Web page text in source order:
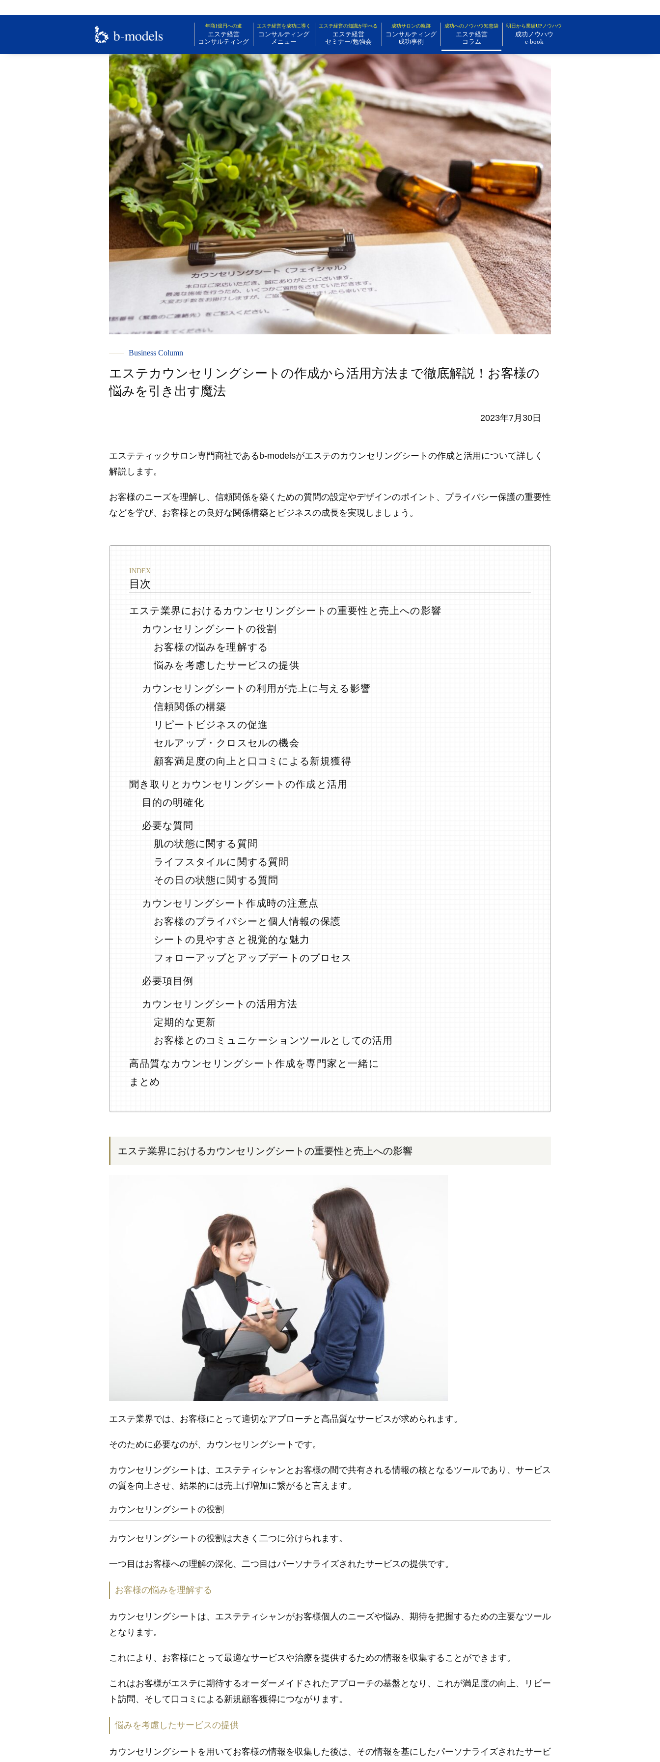
年商1億円への道
エステ経営
コンサルティング
エステ経営を成功に導く
コンサルティング
メニュー
エステ経営の知識が学べる
エステ経営
セミナー/勉強会
成功サロンの軌跡
コンサルティング
成功事例
成功へのノウハウ知恵袋
エステ経営
コラム
明日から業績UPノウハウ
成功ノウハウ
e-book
Business Column
エステカウンセリングシートの作成から活用方法まで徹底解説！お客様の
悩みを引き出す魔法
2023年7月30日
エステティックサロン専門商社であるb-modelsがエステのカウンセリングシートの作成と活用について詳しく
解説します。
お客様のニーズを理解し、信頼関係を築くための質問の設定やデザインのポイント、プライバシー保護の重要性
などを学び、お客様との良好な関係構築とビジネスの成長を実現しましょう。
目次
エステ業界におけるカウンセリングシートの重要性と売上への影響
カウンセリングシートの役割
お客様の悩みを理解する
悩みを考慮したサービスの提供
カウンセリングシートの利用が売上に与える影響
信頼関係の構築
リピートビジネスの促進
セルアップ・クロスセルの機会
顧客満足度の向上と口コミによる新規獲得
聞き取りとカウンセリングシートの作成と活用
目的の明確化
必要な質問
肌の状態に関する質問
ライフスタイルに関する質問
その日の状態に関する質問
カウンセリングシート作成時の注意点
お客様のプライバシーと個人情報の保護
シートの見やすさと視覚的な魅力
フォローアップとアップデートのプロセス
必要項目例
カウンセリングシートの活用方法
定期的な更新
お客様とのコミュニケーションツールとしての活用
高品質なカウンセリングシート作成を専門家と一緒に
まとめ
エステ業界におけるカウンセリングシートの重要性と売上への影響
エステ業界では、お客様にとって適切なアプローチと高品質なサービスが求められます。
そのために必要なのが、カウンセリングシートです。
カウンセリングシートは、エステティシャンとお客様の間で共有される情報の核となるツールであり、サービス
の質を向上させ、結果的には売上げ増加に繋がると言えます。
カウンセリングシートの役割
カウンセリングシートの役割は大きく二つに分けられます。
一つ目はお客様への理解の深化、二つ目はパーソナライズされたサービスの提供です。
お客様の悩みを理解する
カウンセリングシートは、エステティシャンがお客様個人のニーズや悩み、期待を把握するための主要なツール
となります。
これにより、お客様にとって最適なサービスや治療を提供するための情報を収集することができます。
これはお客様がエステに期待するオーダーメイドされたアプローチの基盤となり、これが満足度の向上、リピー
ト訪問、そして口コミによる新規顧客獲得につながります。
悩みを考慮したサービスの提供
カウンセリングシートを用いてお客様の情報を収集した後は、その情報を基にしたパーソナライズされたサービ